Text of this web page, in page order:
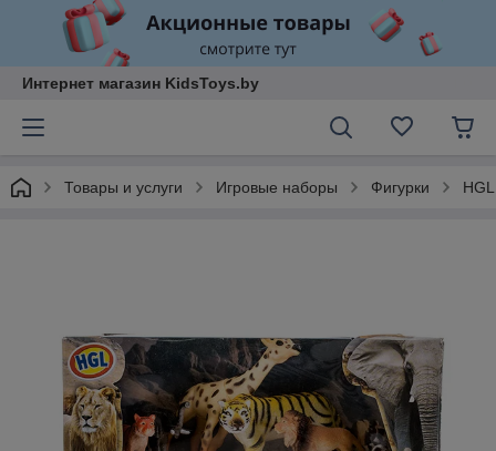
Интернет магазин KidsToys.by
Товары и услуги Игровые наборы Фигурки